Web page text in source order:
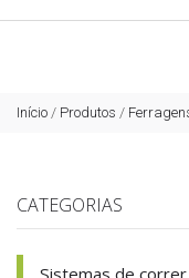
Início / Produtos /
CATEGORIAS